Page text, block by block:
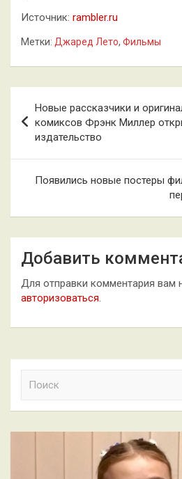
Источник: rambler.ru
Метки: Джаред Лето, Фильмы
по
записям
Новые рассказчики и
комиксов Фрэнк Миллер
издательство
Появились новые постеры
Добавить
Для отправки комментария вам
авторизоваться.
к